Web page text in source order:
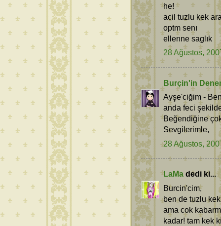
he!
acil tuzlu kek
optm senı
ellerıne saglık
28 Ağustos,
Burçin'in
Ayşe'ciğim -
anda feci
Beğendiğine
Sevgilerimle,
28 Ağustos,
LaMa dedi ki...
Burcin'cim,
ben de tuzlu
ama cok
kadar! tam kek